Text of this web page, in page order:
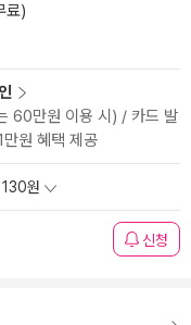
료)
60만원 이용 시) / 카드 발
원 혜택 제공
원
신청